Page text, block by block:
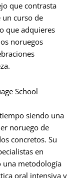
que contrasta
curso de
que adquieres
noruegos
School
siendo una
noruego de
concretos. Su
en
una metodología
oral intensiva y